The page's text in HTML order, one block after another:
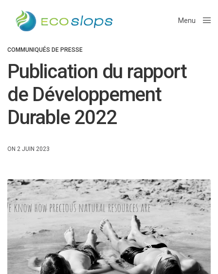
Menu
COMMUNIQUÉS DE PRESSE
Publication du rapport
de Développement
Durable 2022
ON 2 JUIN 2023